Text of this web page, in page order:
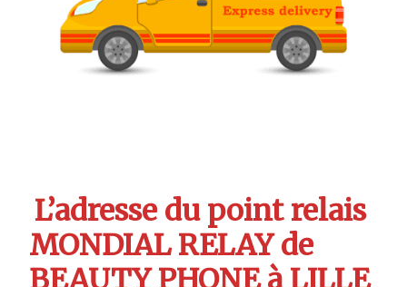
L’adresse du point relais
MONDIAL RELAY de